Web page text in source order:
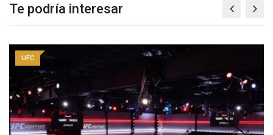
Te podría interesar
UFC